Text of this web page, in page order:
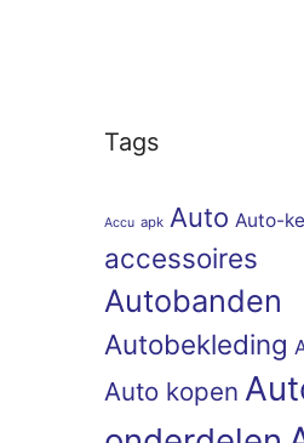
Tags
Accu apk Auto Auto-
accessoires
Autobanden
Autobekleding
Auto kopen